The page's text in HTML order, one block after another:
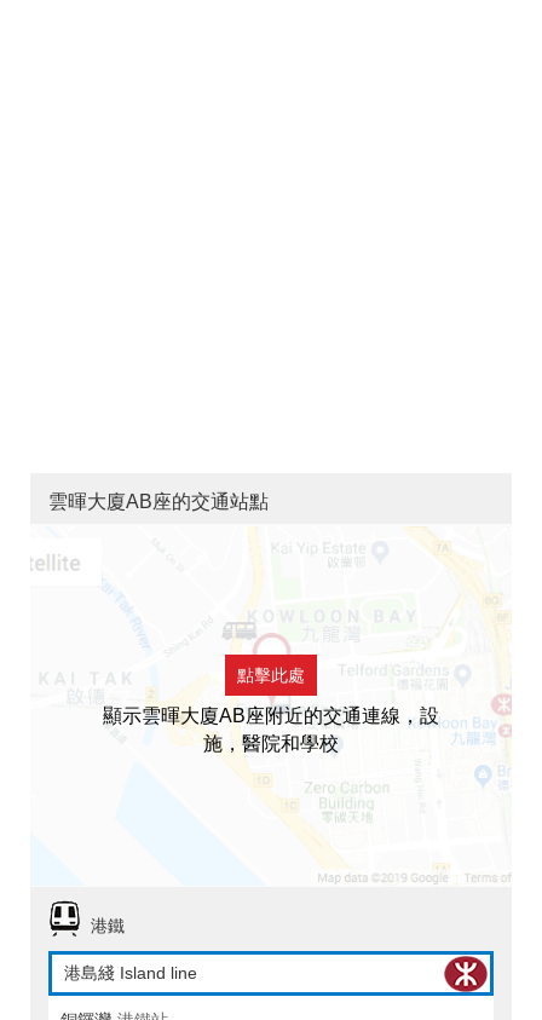
雲暉大廈AB座的交通站點
點擊此處
顯示雲暉大廈AB座附近的交通連線，設
施，醫院和學校
港鐵
港島綫 Island line